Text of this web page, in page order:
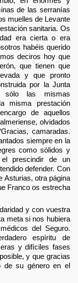
de las serranías
muelles de Levante
sanitaria. Os
era cierta o era
habéis querido
deciros hoy que
que tienen que
y que pronto
por la Junta
sólo las mismas
misma prestación
de aquellos
olvidados
camaradas.
siempre en la
como sólidos y
prescindir de un
defender. Con
Asturias, otra página
Franco os estrecha
y con vuestra
meta si nos hubiera
del Seguro.
espíritu de
y difíciles fases
y que gracias
de su género en el